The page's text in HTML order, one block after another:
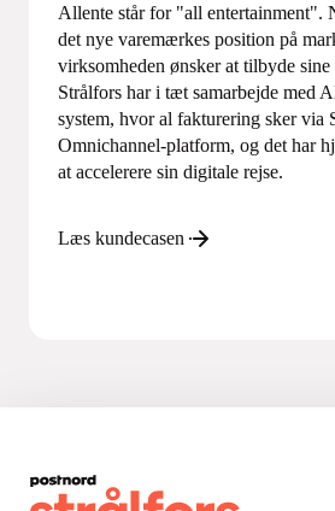
Allente står for "all entertainment".
det nye varemærkes position på
virksomheden ønsker at tilbyde
Strålfors har i tæt samarbejde med
system, hvor al fakturering sker via
Omnichannel-platform, og det har
at accelerere sin digitale rejse.
Læs kundecasen